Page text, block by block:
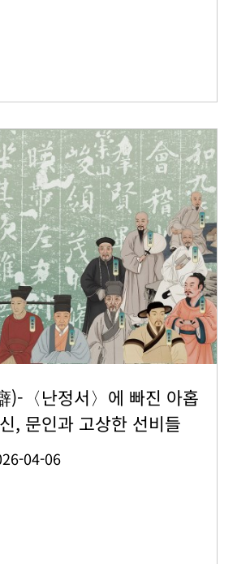
)-〈난정서〉에 빠진 아홉
, 문인과 고상한 선비들
04-06